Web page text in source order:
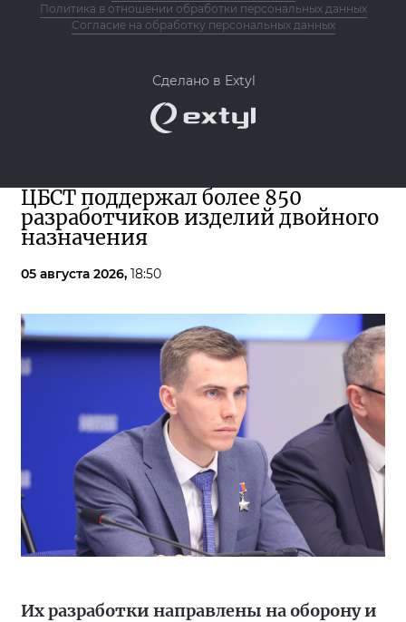
Политика в отношении обработки персональных данных
Согласие на обработку персональных данных
Сделано в Extyl
ЦБСТ поддержал более 850
разработчиков изделий двойного
назначения
05 августа 2026, 18:50
Их разработки направлены на оборону и